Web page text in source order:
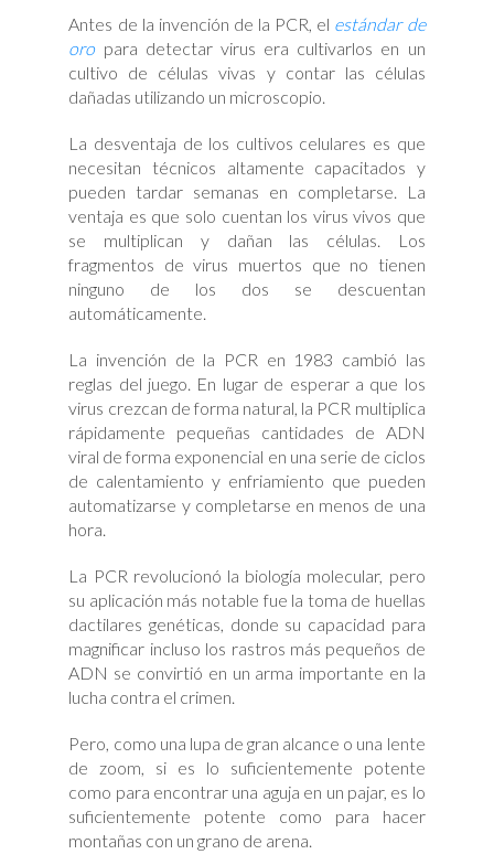
Antes de la invención de la PCR, el estándar de
oropara detectar virus era cultivarlos en un
cultivo de células vivas y contar las células
dañadas utilizando un microscopio.
La desventaja de los cultivos celulares es que
necesitan técnicos altamente capacitados y
pueden tardar semanas en completarse. La
ventaja es que solo cuentan los virus vivos que
se multiplican y dañan las células. Los
fragmentos de virus muertos que no tienen
ninguno de los dos se descuentan
automáticamente.
La invención de la PCR en 1983 cambió las
reglas del juego. En lugar de esperar a que los
virus crezcan de forma natural, la PCR multiplica
rápidamente pequeñas cantidades de ADN
viral de forma exponencial en una serie de ciclos
de calentamiento y enfriamiento que pueden
automatizarse y completarse en menos de una
hora.
La PCR revolucionó la biología molecular, pero
su aplicación más notable fue la toma de huellas
dactilares genéticas, donde su capacidad para
magnificar incluso los rastros más pequeños de
ADN se convirtió en un arma importante en la
lucha contra el crimen.
Pero, como una lupa de gran alcance o una lente
de zoom, si es lo suficientemente potente
como para encontrar una aguja en un pajar, es lo
suficientemente potente como para hacer
montañas con un grano de arena.